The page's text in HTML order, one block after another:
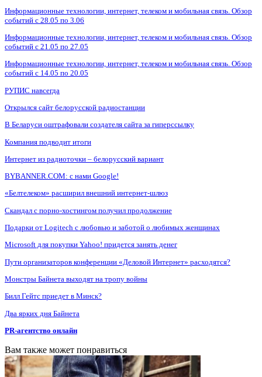
Информационные технологии, интернет, телеком и мобильная связь. Обзор
событий с 28.05 по 3.06
Информационные технологии, интернет, телеком и мобильная связь. Обзор
событий с 21.05 по 27.05
Информационные технологии, интернет, телеком и мобильная связь. Обзор
событий с 14.05 по 20.05
РУПИС навсегда
Открылся сайт белорусской радиостанции
В Беларуси оштрафовали создателя сайта за гиперссылку
Компания подводит итоги
Интернет из радиоточки – белорусский вариант
BYBANNER.COM: c нами Google!
«Белтелеком» расширил внешний интернет-шлюз
Скандал с порно-хостингом получил продолжение
Подарки от Logitech с любовью и заботой о любимых женщинах
Microsoft для покупки Yahoo! придется занять денег
Пути организаторов конференции «Деловой Интернет» расходятся?
Монстры Байнета выходят на тропу войны
Билл Гейтс приедет в Минск?
Два ярких дня Байнета
PR-агентство онлайн
Вам также может понравиться